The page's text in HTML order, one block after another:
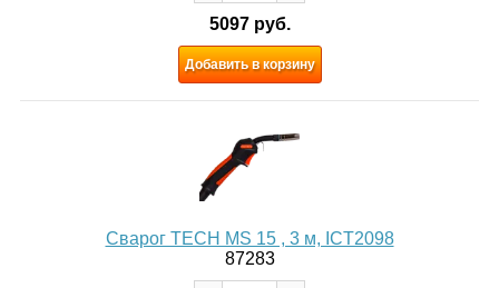
5097 руб.
Добавить в корзину
Сварог TECH MS 15 , 3 м, ICT2098
87283